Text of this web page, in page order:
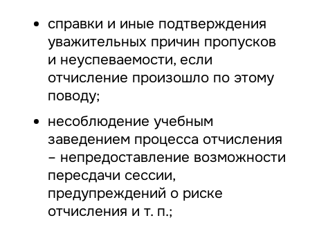
справки и иные подтверждения
уважительных причин пропусков
и неуспеваемости, если
отчисление произошло по этому
поводу;
несоблюдение учебным
заведением процесса отчисления
– непредоставление возможности
пересдачи сессии,
предупреждений о риске
отчисления и т. п.;